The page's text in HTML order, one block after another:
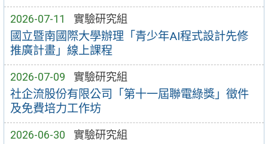
2026-07-11 實驗研究組
國立暨南國際大學辦理「青少年AI程式設計先修
推廣計畫」線上課程
2026-07-09 實驗研究組
社企流股份有限公司「第十一屆聯電綠獎」徵件
及免費培力工作坊
2026-06-30 實驗研究組